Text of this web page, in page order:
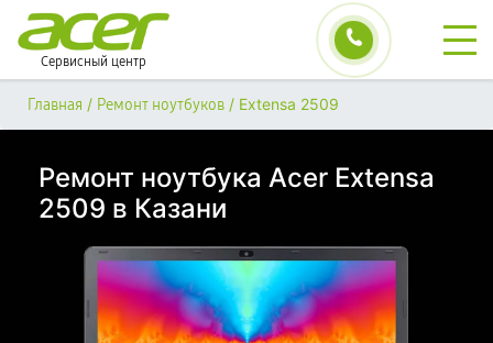
Сервисный центр
Главная / Ремонт ноутбуков / Extensa 2509
Ремонт ноутбука Acer Extensa
2509 в Казани